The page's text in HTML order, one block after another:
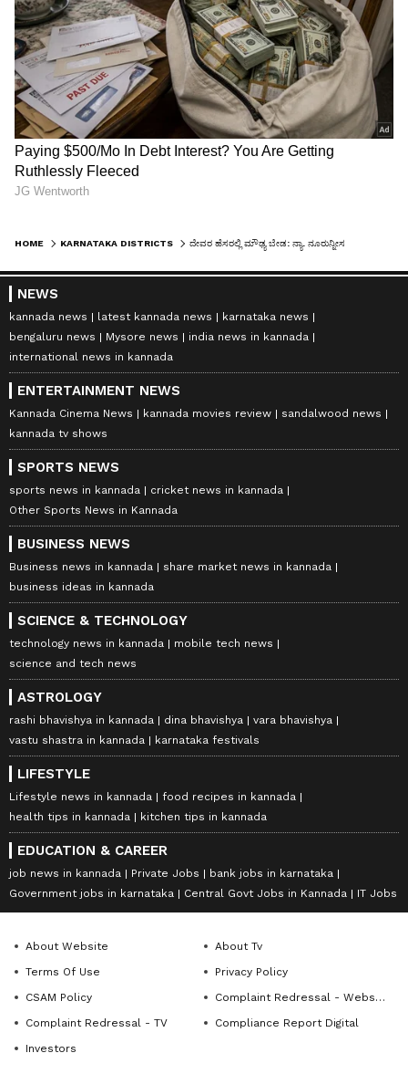
HOME KARNATAKA DISTRICTS ದೇವರ ಹೆಸರಲ್ಲಿ ಮೌಢ್ಯ ಬೇಡ: ನ್ಯಾ. ನೂರುನ್ನೀಸ
NEWS
kannada news latest kannada news
karnataka news
bengaluru news
Mysore news
india news in kannada
international news in kannada
ENTERTAINMENT NEWS
Kannada Cinema News kannada movies review
sandalwood news
kannada tv shows
SPORTS NEWS
sports news in kannada
cricket news in kannada
Other Sports News in Kannada
BUSINESS NEWS
Business news in kannada
share market news in kannada
business ideas in kannada
SCIENCE & TECHNOLOGY
technology news in kannada
mobile tech news
science and tech news
ASTROLOGY
rashi bhavishya in kannada dina bhavishya
vara bhavishya
vastu shastra in kannada
karnataka festivals
LIFESTYLE
Lifestyle news in kannada
food recipes in kannada
health tips in kannada
kitchen tips in kannada
EDUCATION & CAREER
job news in kannada Private Jobs
bank jobs in karnataka
Government jobs in karnataka
Central Govt Jobs in Kannada IT Jobs
About Website
About Tv
Terms Of Use
Privacy Policy
CSAM Policy
Complaint Redressal - Website
Complaint Redressal - TV
Compliance Report Digital
Investors